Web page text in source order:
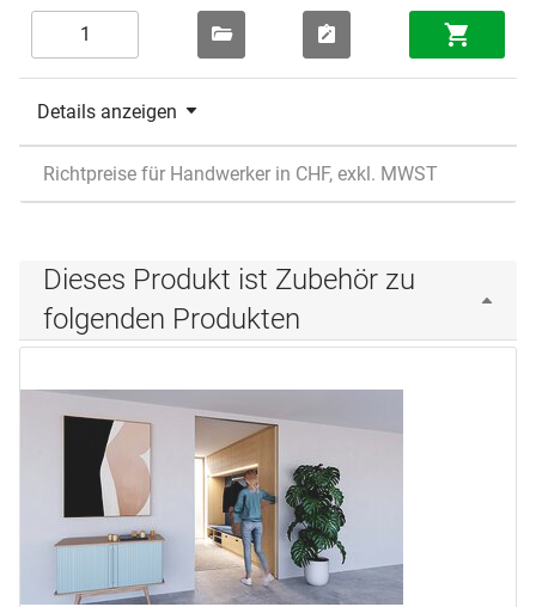
Details anzeigen
Richtpreise für Handwerker in CHF, exkl. MWST
Dieses Produkt ist Zubehör zu
folgenden Produkten